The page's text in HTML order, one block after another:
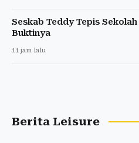
Seskab Teddy Tepis
Buktinya
11 jam lalu
Berita Leisure